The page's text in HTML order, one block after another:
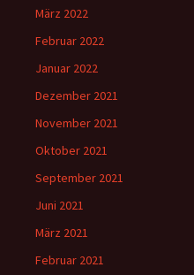
März 2022
Februar 2022
Januar 2022
Dezember 2021
November 2021
Oktober 2021
September 2021
Juni 2021
März 2021
Februar 2021